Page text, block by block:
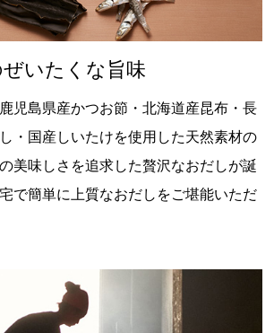
いたくな旨味
児島県産かつお節・北海道産昆布・長
・国産しいたけを使用した天然素材の
美味しさを追求した贅沢なおだしが誕
で簡単に上質なおだしをご堪能いただ